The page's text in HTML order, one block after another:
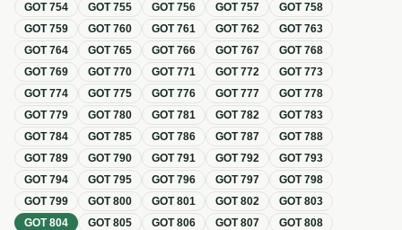
GOT754 GOT755 GOT756 GOT757 GOT758
GOT759 GOT760 GOT761 GOT762 GOT763
GOT764 GOT765 GOT766 GOT767 GOT768
GOT769 GOT770 GOT771 GOT772 GOT773
GOT774 GOT775 GOT776 GOT777 GOT778
GOT779 GOT780 GOT781 GOT782 GOT783
GOT784 GOT785 GOT786 GOT787 GOT788
GOT789 GOT790 GOT791 GOT792 GOT793
GOT794 GOT795 GOT796 GOT797 GOT798
GOT799 GOT800 GOT801 GOT802 GOT803
GOT804 GOT805 GOT806 GOT807 GOT808